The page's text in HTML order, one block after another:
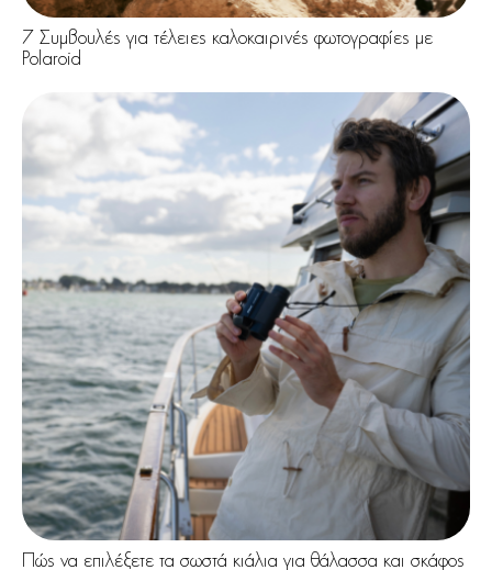
7 Συμβουλές για τέλειες καλοκαιρινές φωτογραφίες με
Polaroid
Πώς να επιλέξετε τα σωστά κιάλια για θάλασσα και σκάφος